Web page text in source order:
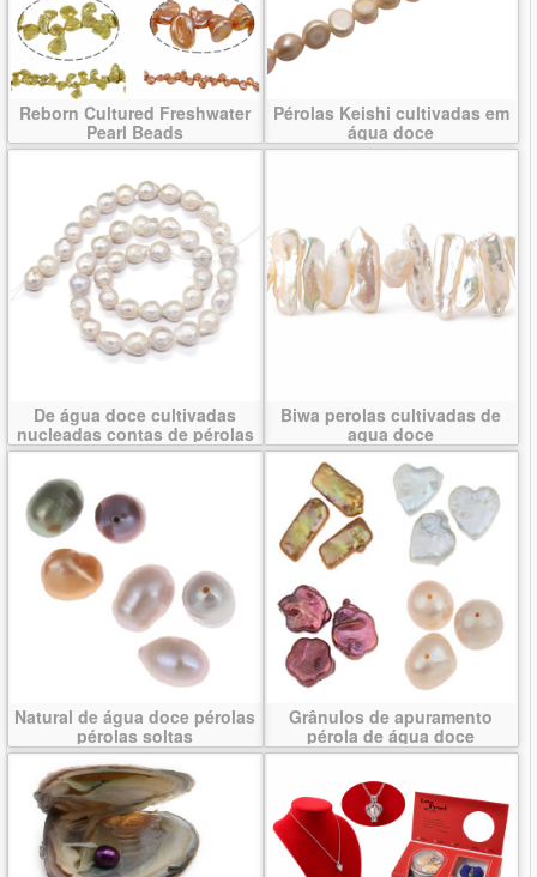
Reborn Cultured Freshwater
Pearl Beads
Pérolas Keishi cultivadas em
água doce
De água doce cultivadas
nucleadas contas de pérolas
Biwa perolas cultivadas de
agua doce
Natural de água doce pérolas
pérolas soltas
Grânulos de apuramento
pérola de água doce